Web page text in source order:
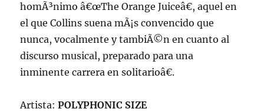
homÃ³nimo â€œThe Orange Juiceâ€, aquel en
el que Collins suena mÃ¡s convencido que
nunca, vocalmente y tambiÃ©n en cuanto al
discurso musical, preparado para una
inminente carrera en solitarioâ€.
Artista:POLYPHONIC SIZE